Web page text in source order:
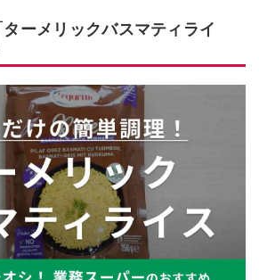
ーメリックバスマティライ